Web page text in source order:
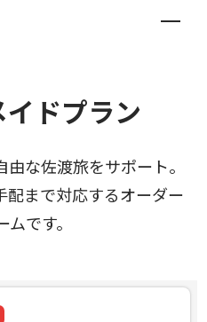
ドプラン
な佐渡旅をサポート。
配まで対応するオーダー
です。